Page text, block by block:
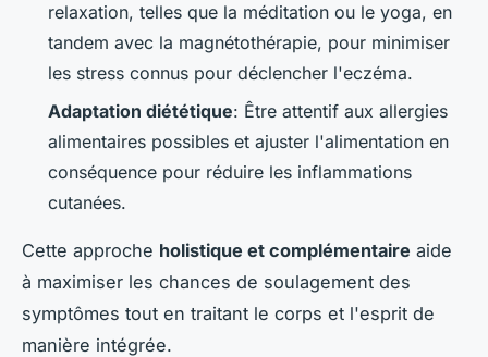
relaxation, telles que la méditation ou le yoga, en
tandem avec la magnétothérapie, pour minimiser
les stress connus pour déclencher l'eczéma.
Adaptation diététique: Être attentif aux allergies
alimentaires possibles et ajuster l'alimentation en
conséquence pour réduire les inflammations
cutanées.
Cette approche holistique et complémentaire aide
à maximiser les chances de soulagement des
symptômes tout en traitant le corps et l'esprit de
manière intégrée.